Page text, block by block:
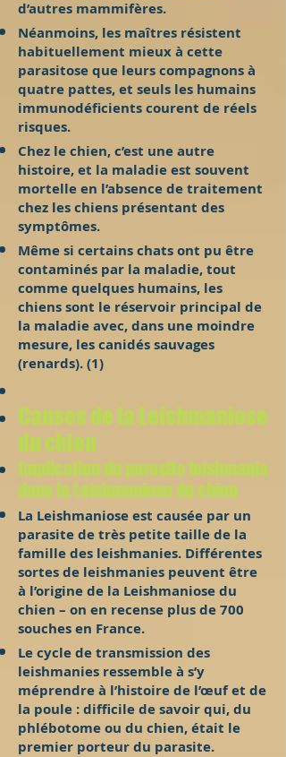
d’autres mammifères.
Néanmoins, les maîtres résistent
habituellement mieux à cette
parasitose que leurs compagnons à
quatre pattes, et seuls les humains
immunodéficients courent de réels
risques.
Chez le chien, c’est une autre
histoire, et la maladie est souvent
mortelle en l’absence de traitement
chez les chiens présentant des
symptômes.
Même si certains chats ont pu être
contaminés par la maladie, tout
comme quelques humains, les
chiens sont le réservoir principal de
la maladie avec, dans une moindre
mesure, les canidés sauvages
(renards). (1)
Causes de la Leishmaniose
du chien
Implication du parasite leishmania
dans la Leishmaniose du chien
La Leishmaniose est causée par un
parasite de très petite taille de la
famille des leishmanies. Différentes
sortes de leishmanies peuvent être
à l’origine de la Leishmaniose du
chien – on en recense plus de 700
souches en France.
Le cycle de transmission des
leishmanies ressemble à s’y
méprendre à l’histoire de l’œuf et de
la poule : difficile de savoir qui, du
phlébotome ou du chien, était le
premier porteur du parasite.